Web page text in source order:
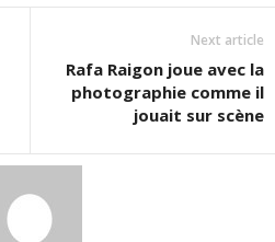
Next article
Rafa Raigon joue avec la
photographie comme il
jouait sur scène